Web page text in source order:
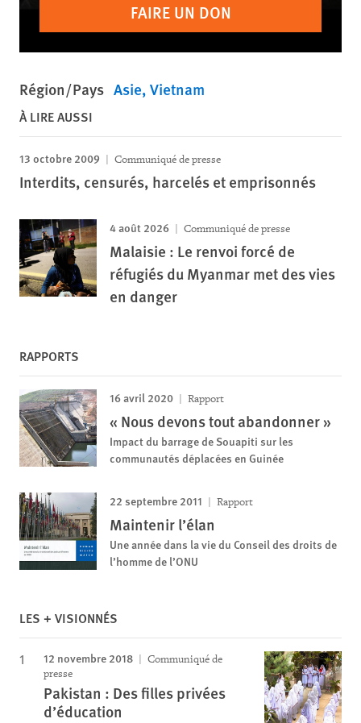
FAIRE UN DON
Région/Pays Asie Vietnam
À LIRE AUSSI
13 octobre 2009 Communiqué de presse
Interdits, censurés, harcelés et emprisonnés
4 août 2026 Communiqué de presse
Malaisie : Le renvoi forcé de
réfugiés du Myanmar met des vies
en danger
RAPPORTS
16 avril 2020 Rapport
« Nous devons tout abandonner »
Impact du barrage de Souapiti sur les
communautés déplacées en Guinée
22 septembre 2011 Rapport
Maintenir l’élan
Une année dans la vie du Conseil des droits de
l’homme de l’ONU
LES + VISIONNÉS
12 novembre 2018
Communiqué de
presse
Pakistan : Des filles privées
d’éducation